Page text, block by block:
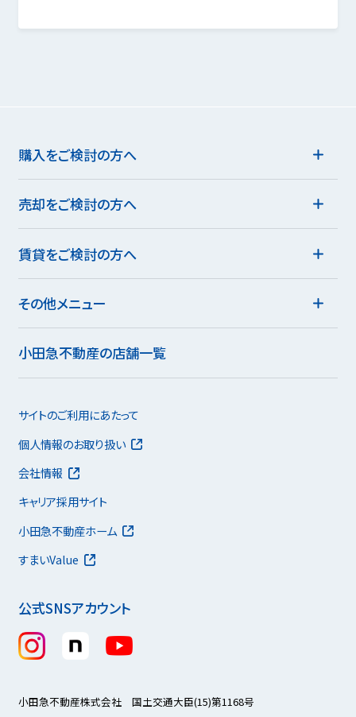
購入をご検討の方へ
売却をご検討の方へ
賃貸をご検討の方へ
その他メニュー
小田急不動産の店舗一覧
公式SNSアカウント
サイトのご利用にあたって
個人情報のお取り扱い
会社情報
キャリア採用サイト
小田急不動産ホーム
すまいValue
小田急不動産株式会社 国土交通大臣(15)第1168号